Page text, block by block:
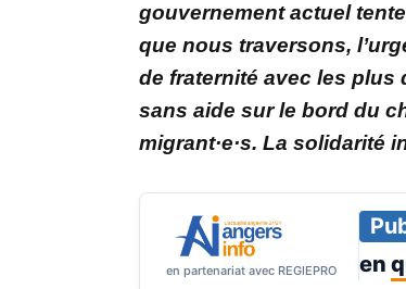
gouvernement actuel
que nous traversons,
de fraternité avec les plus
sans aide sur le bord du
migrant·e·s. La solidarité
en partenariat avec REGIEPRO
en